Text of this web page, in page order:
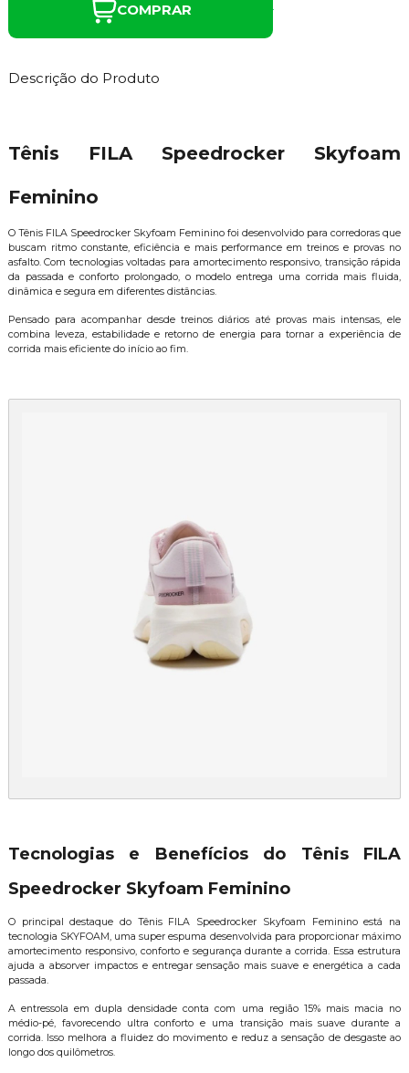
COMPRAR
Descrição do Produto
Tênis FILA Speedrocker Skyfoam
Feminino
O Tênis FILA Speedrocker Skyfoam Feminino foi desenvolvido para corredoras que
buscam ritmo constante, eficiência e mais performance em treinos e provas no
asfalto. Com tecnologias voltadas para amortecimento responsivo, transição rápida
da passada e conforto prolongado, o modelo entrega uma corrida mais fluida,
dinâmica e segura em diferentes distâncias.
Pensado para acompanhar desde treinos diários até provas mais intensas, ele
combina leveza, estabilidade e retorno de energia para tornar a experiência de
corrida mais eficiente do início ao fim.
Tecnologias e Benefícios do Tênis FILA
Speedrocker Skyfoam Feminino
O principal destaque do Tênis FILA Speedrocker Skyfoam Feminino está na
tecnologia SKYFOAM, uma super espuma desenvolvida para proporcionar máximo
amortecimento responsivo, conforto e segurança durante a corrida. Essa estrutura
ajuda a absorver impactos e entregar sensação mais suave e energética a cada
passada.
A entressola em dupla densidade conta com uma região 15% mais macia no
médio-pé, favorecendo ultra conforto e uma transição mais suave durante a
corrida. Isso melhora a fluidez do movimento e reduz a sensação de desgaste ao
longo dos quilômetros.